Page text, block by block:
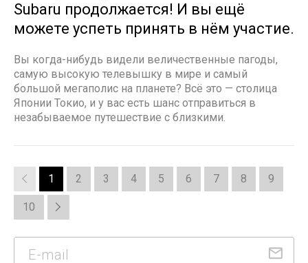
Subaru продолжается! И вы ещё
можете успеть принять в нём участие.
Вы когда-нибудь видели величественные пагоды,
самую высокую телевышку в мире и самый
большой мегаполис на планете? Всё это — столица
Японии Токио, и у вас есть шанс отправиться в
незабываемое путешествие с близкими.
1 2 3 4 5 6 7 8 9
10